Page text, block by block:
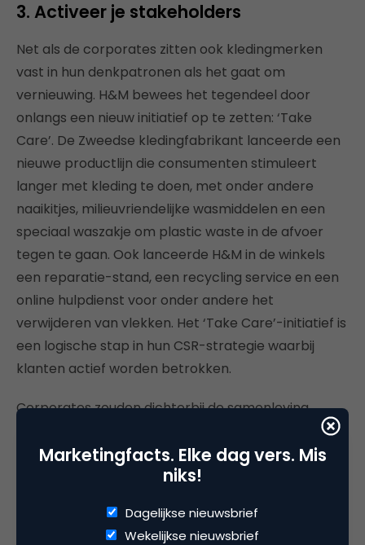
3. Activeer je stakeholders
Net als de corporates zitten ook kledingmerken
vast in hun denkpatronen als het gaat om
vernieuwing. H&M bewees het tegendeel door
onlangs een nieuw initiatief op te zetten: ‘Take
Care’. De Zweedse kledingfabrikant lanceerde een
nieuwe productlijn die consumenten stimuleert
langer met kleding te doen, met onder andere
naaikitjes, milieuvriendelijke wasmiddelen en een
speciaal waszakje om plastic waste in de afvoer
tegen te gaan. Ook lanceerde H&M in de winkels
een reparatie-stand, een recycling service en een
online hulpdienst voor onder andere het
verwijderen van vlekken. Het ‘Take Care’-initiatief is
een logische stap in hun CSR-strategie waarbij
klanten actief worden betrokken.
Corporates zouden dichterbij de samenleving
moeten staan en klanten betrekken in een CSR-
strategie. In co-creatie ideeën bedenken en
ontwikkelen, zorgt voor een authentieke
essentieel zijn vandaag de dag.
Marketingfacts. Elke dag vers. Mis
niks!
Dagelijkse nieuwsbrief
Wekelijkse nieuwsbrief